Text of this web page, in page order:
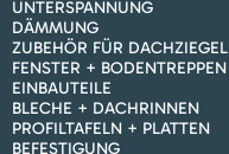
UNTERSPANNUNG
DÄMMUNG
ZUBEHÖR FÜR DACHZIEGEL
FENSTER + BODENTREPPEN
EINBAUTEILE
BLECHE + DACHRINNEN
PROFILTAFELN + PLATTEN
BEFESTIGUNG